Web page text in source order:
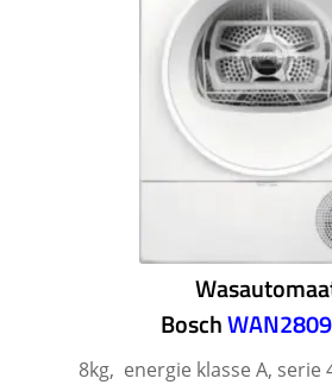
Bosch
8kg, energie klasse A, serie